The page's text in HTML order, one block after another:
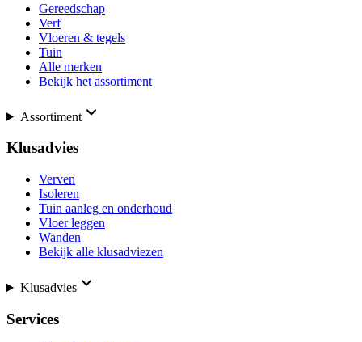
Gereedschap
Verf
Vloeren & tegels
Tuin
Alle merken
Bekijk het assortiment
Assortiment
Klusadvies
Verven
Isoleren
Tuin aanleg en onderhoud
Vloer leggen
Wanden
Bekijk alle klusadviezen
Klusadvies
Services